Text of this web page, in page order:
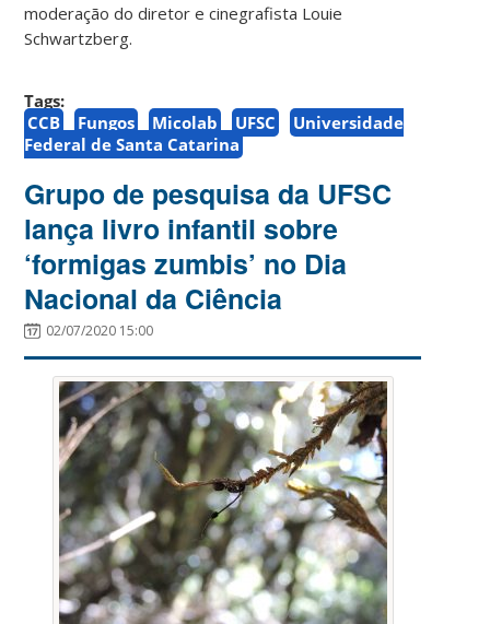
moderação do diretor e cinegrafista Louie
Schwartzberg.
Tags:
CCB
Fungos Micolab UFSC
Universidade
Federal de Santa Catarina
Grupo de pesquisa da UFSC
lança livro infantil sobre
‘formigas zumbis’ no Dia
Nacional da Ciência
02/07/2020 15:00